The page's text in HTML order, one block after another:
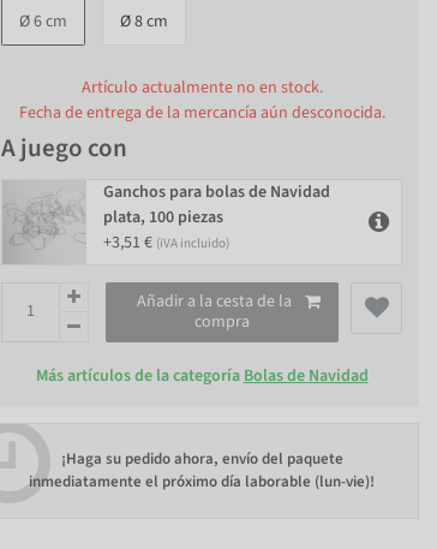
Ø 6 cm Ø 8 cm
Artículo actualmente no en stock.
Fecha de entrega de la mercancía aún desconocida.
A juego con
Ganchos para bolas de Navidad
plata, 100 piezas
+3,51 € (iVA incluido)
Añadir a la cesta de la
compra
Más artículos de la categoría Bolas de Navidad
¡Haga su pedido ahora, envío del paquete
inmediatamente el próximo día laborable (lun-vie)!